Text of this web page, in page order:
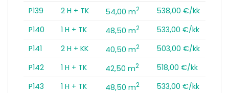
P139
2 H + TK 54,00 m2
538,00 €/kk
P140
1 H + TK 48,50 m2
533,00 €/kk
P141
2 H + KK 40,50 m2
503,00 €/kk
P142
1 H + TK 42,50 m2
518,00 €/kk
P143
1 H + TK 48,50 m2
533,00 €/kk